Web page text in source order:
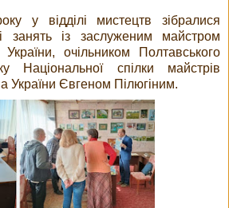
у відділі мистецтв зібралися
занять із заслуженим майстром
України, очільником Полтавського
Національної спілки майстрів
України Євгеном Пілюгіним.